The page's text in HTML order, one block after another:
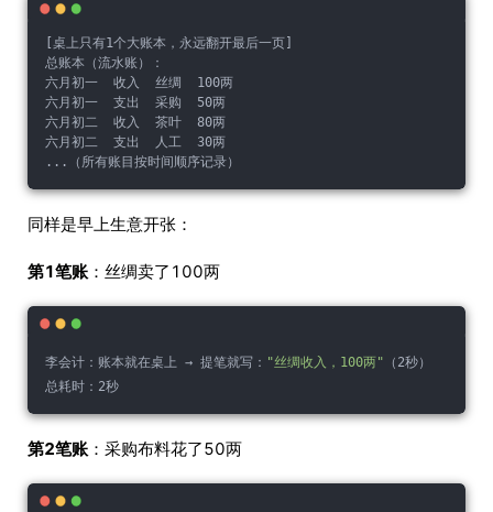
[桌上只有1个大账本，永远翻开最后一页]
总账本（流水账）：
六月初一  收入  丝绸  100两
六月初一  支出  采购  50两
六月初二  收入  茶叶  80两
六月初二  支出  人工  30两
...（所有账目按时间顺序记录）
同样是早上生意开张：
第1笔账 ：丝绸卖了100两
李会计：账本就在桌上 → 提笔就写： "丝绸收入，100两" （2秒）
总耗时：2秒
第2笔账 ：采购布料花了50两